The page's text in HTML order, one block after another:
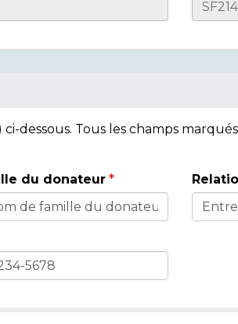
dessous. Tous les champs
du donateur